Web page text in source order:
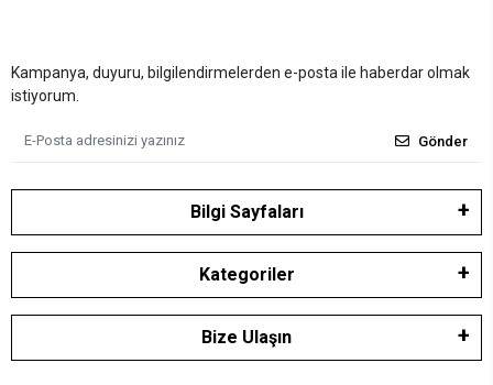
Kampanya, duyuru, bilgilendirmelerden e-posta ile haberdar olmak
istiyorum.
Gönder
Bilgi Sayfaları
Kategoriler
Bize Ulaşın